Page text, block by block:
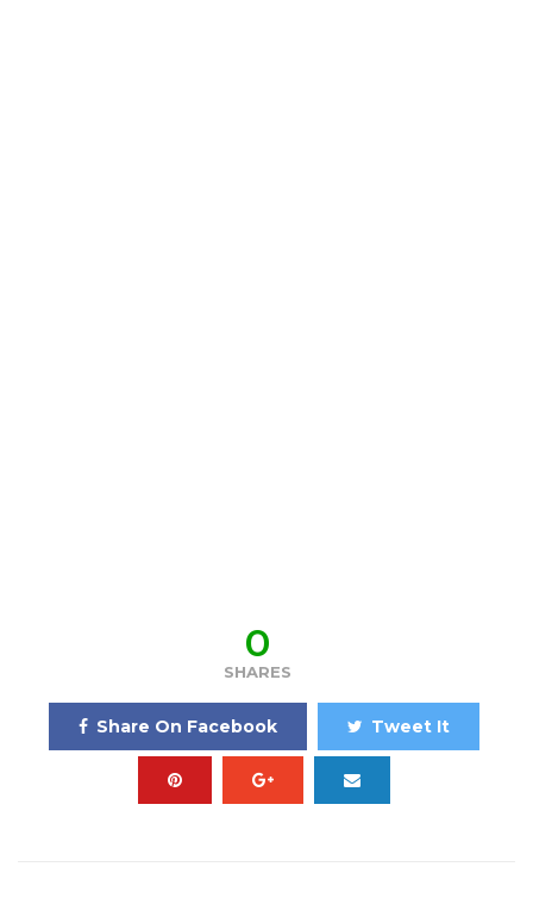
0
SHARES
Share On Facebook Tweet It